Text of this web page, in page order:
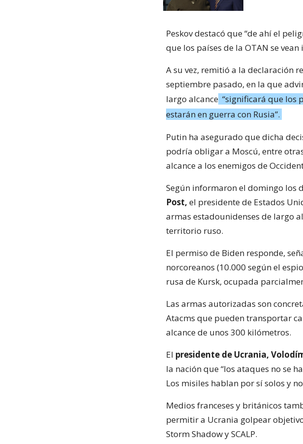
Peskov destacó que “de ahí el
que los países de la OTAN se
A su vez, remitió a la declaración
septiembre pasado, en la que
largo alcance “significará que los
estarán en guerra con Rusia”.
Putin ha asegurado que dicha
podría obligar a Moscú, entre
alcance a los enemigos de
Según informaron el domingo los
Post, el presidente de Estados
armas estadounidenses de largo
territorio ruso.
El permiso de Biden responde,
norcoreanos (10.000 según el
rusa de Kursk, ocupada
Las armas autorizadas son
Atacms que pueden transportar
alcance de unos 300 kilómetros.
El presidente de Ucrania,
la nación que “los ataques no se
Los misiles hablan por sí solos y
Medios franceses y británicos
permitir a Ucrania golpear
Storm Shadow y SCALP.